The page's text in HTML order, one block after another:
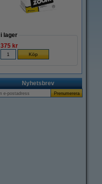
i lager
375 kr
Nyhetsbrev